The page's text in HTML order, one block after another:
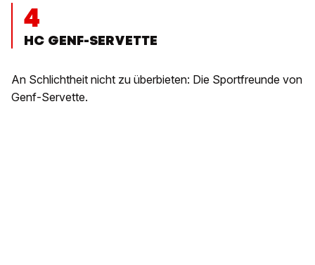
4
HC GENF-SERVETTE
An Schlichtheit nicht zu überbieten: Die Sportfreunde von
Genf-Servette.